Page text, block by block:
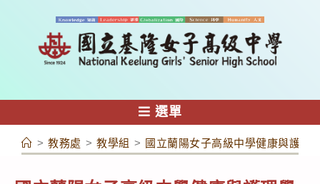
容
選單
> 教務處 > 教學組 > 國立蘭陽女子高級中學健康與護理